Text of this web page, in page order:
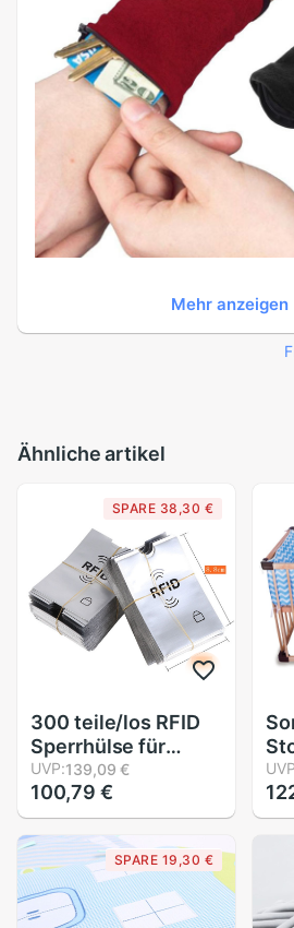
Mehr anzeigen
Ähnliche artikel
SPARE 38,30 €
300 teile/los RFID
Sperrhülse für
Kreditkarte Sichere
Identität Anti Scan
Lastschrift
Kontaktlose IC Ich
würde Karte Schutz
UVP:139,09 €
100,79 €
SPARE 19,30 €